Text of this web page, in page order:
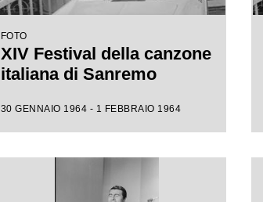
FOTO
XIV Festival della canzone
italiana di Sanremo
30 GENNAIO 1964 - 1 FEBBRAIO 1964